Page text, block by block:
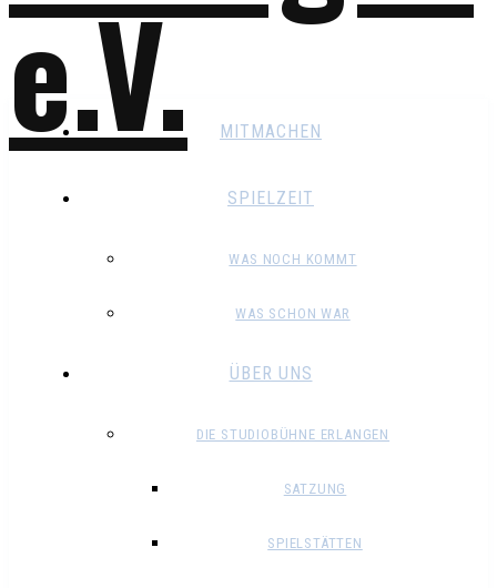
MITMACHEN
SPIELZEIT
WAS NOCH KOMMT
WAS SCHON WAR
ÜBER UNS
DIE STUDIOBÜHNE ERLANGEN
SATZUNG
SPIELSTÄTTEN